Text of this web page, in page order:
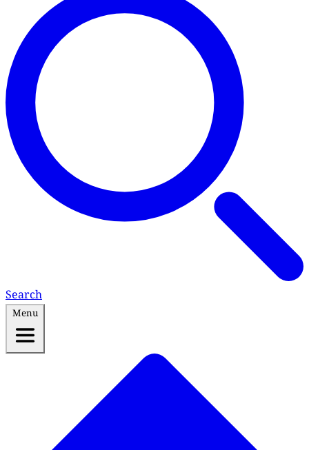
Search
Menu